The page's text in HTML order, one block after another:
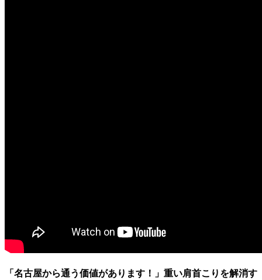
「名古屋から通う価値があります！」重い肩首こりを解消す